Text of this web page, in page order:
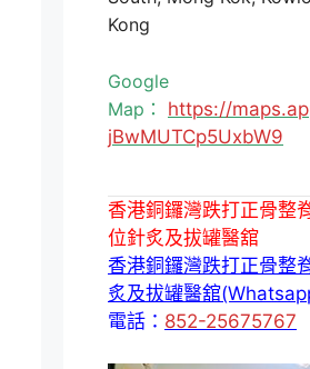
Kong
Google
Map： https://
jBwMUTCp5UxbW9
香港銅鑼灣跌打正骨整
位針炙及拔罐醫舘
香港銅鑼灣跌打正骨整
炙及拔罐醫舘
電話： 852-25675767